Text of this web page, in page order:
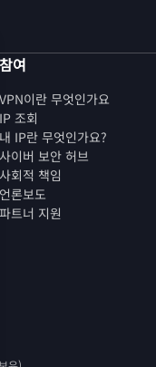
참여
VPN이란 무엇인가요
IP 조회
내 IP란 무엇인가요?
사이버 보안 허브
사회적 책임
언론보도
파트너 지원